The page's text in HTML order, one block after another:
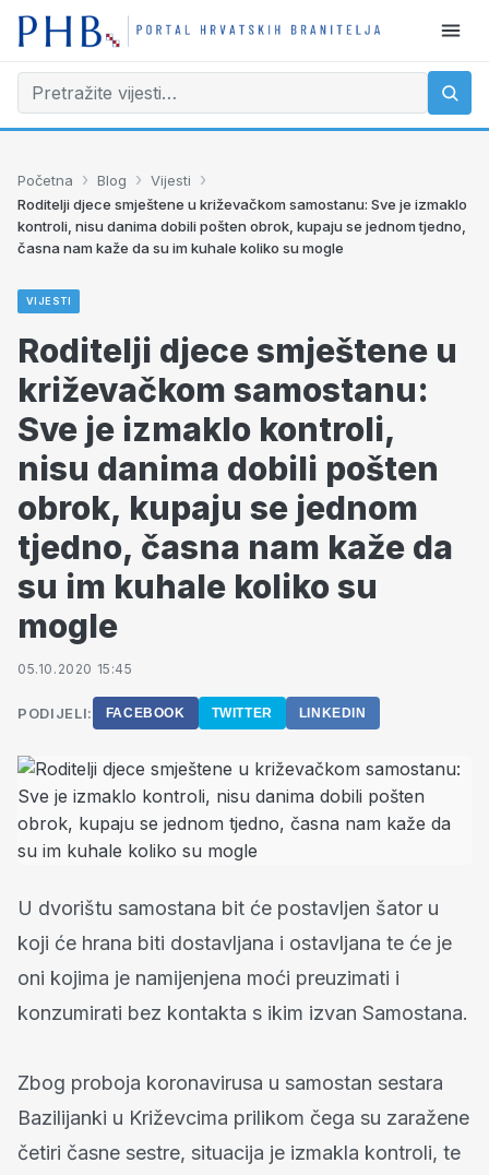
Početna › Blog › Vijesti ›
Roditelji djece smještene u križevačkom samostanu: Sve je izmaklo
kontroli, nisu danima dobili pošten obrok, kupaju se jednom tjedno,
časna nam kaže da su im kuhale koliko su mogle
VIJESTI
Roditelji djece smještene u
križevačkom samostanu:
Sve je izmaklo kontroli,
nisu danima dobili pošten
obrok, kupaju se jednom
tjedno, časna nam kaže da
su im kuhale koliko su
mogle
05.10.2020 15:45
PODIJELI: FACEBOOK TWITTER LINKEDIN
U dvorištu samostana bit će postavljen šator u
koji će hrana biti dostavljana i ostavljana te će je
oni kojima je namijenjena moći preuzimati i
konzumirati bez kontakta s ikim izvan Samostana.
Zbog proboja koronavirusa u samostan sestara
Bazilijanki u Križevcima prilikom čega su zaražene
četiri časne sestre, situacija je izmakla kontroli, te